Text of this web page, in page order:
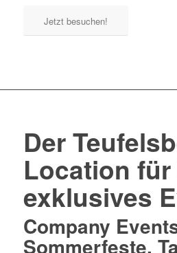
Jetzt besuchen!
Der
Location für
exklusives
Company
Sommerfeste,